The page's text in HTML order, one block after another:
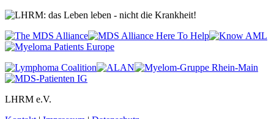
LHRM e.V.